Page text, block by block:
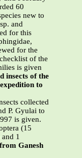
60
new to
and
for this
for the
of the
is given
insects of the
to
collected
P. Gyulai to
is given.
(15
1
Ganesh